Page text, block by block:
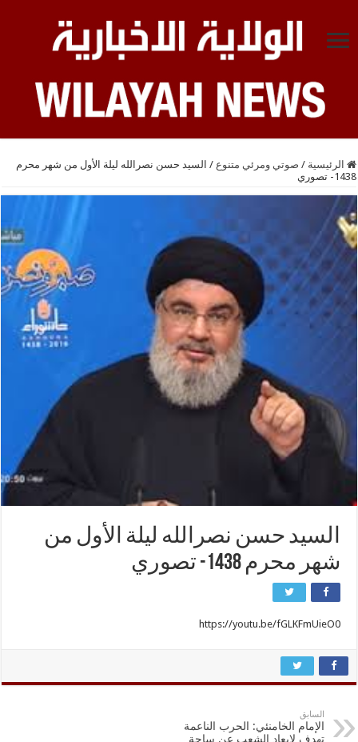
الرئيسية / صوتي ومرئي متنوع / السيد حسن نصرالله ليلة الأول من شهر محرم
1438- تصوري
السيد حسن نصرالله ليلة الأول من
شهر محرم 1438- تصوري
https://youtu.be/fGLKFmUieO0
السابق
الإمام الخامنئي: الحرب الناعمة
تهدف لإبعاد الشعب عن ساحة